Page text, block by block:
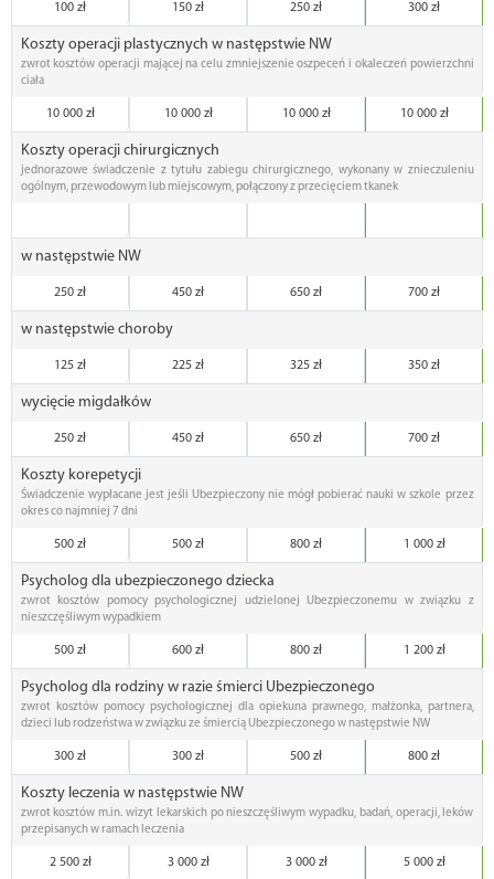
100 zł 150 zł 250 zł 300 zł
Koszty operacji plastycznych w następstwie NW
zwrot kosztów operacji mającej na celu zmniejszenie oszpeceń i okaleczeń powierzchni
ciała
10 000 zł 10 000 zł 10 000 zł 10 000 zł
Koszty operacji chirurgicznych
jednorazowe świadczenie z tytułu zabiegu chirurgicznego, wykonany w znieczuleniu
ogólnym, przewodowym lub miejscowym, połączony z przecięciem tkanek
w następstwie NW
250 zł 450 zł 650 zł 700 zł
w następstwie choroby
125 zł 225 zł 325 zł 350 zł
wycięcie migdałków
250 zł 450 zł 650 zł 700 zł
Koszty korepetycji
Świadczenie wypłacane jest jeśli Ubezpieczony nie mógł pobierać nauki w szkole przez
okres co najmniej 7 dni
500 zł 500 zł 800 zł 1 000 zł
Psycholog dla ubezpieczonego dziecka
zwrot kosztów pomocy psychologicznej udzielonej Ubezpieczonemu w związku z
nieszczęśliwym wypadkiem
500 zł 600 zł 800 zł 1 200 zł
Psycholog dla rodziny w razie śmierci Ubezpieczonego
zwrot kosztów pomocy psychologicznej dla opiekuna prawnego, małżonka, partnera,
dzieci lub rodzeństwa w związku ze śmiercią Ubezpieczonego w następstwie NW
300 zł 300 zł 500 zł 800 zł
Koszty leczenia w następstwie NW
zwrot kosztów m.in. wizyt lekarskich po nieszczęśliwym wypadku, badań, operacji, leków
przepisanych w ramach leczenia
2 500 zł 3 000 zł 3 000 zł 5 000 zł